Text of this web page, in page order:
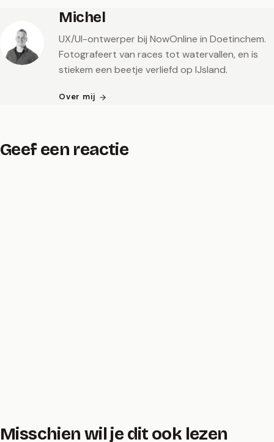
Michel
UX/UI-ontwerper bij NowOnline in Doetinchem.
Fotografeert van races tot watervallen, en is
stiekem een beetje verliefd op IJsland.
Over mij
Geef een reactie
Misschien wil je dit ook lezen